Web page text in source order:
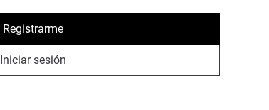
Registrarme
Iniciar sesión